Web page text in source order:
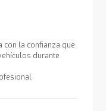
con la confianza que
durante